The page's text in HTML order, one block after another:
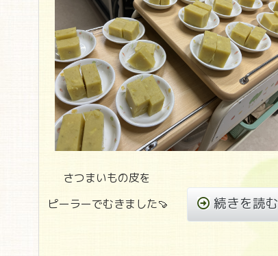
さつまいもの皮を
ピーラーでむきました🍠 続きを読む